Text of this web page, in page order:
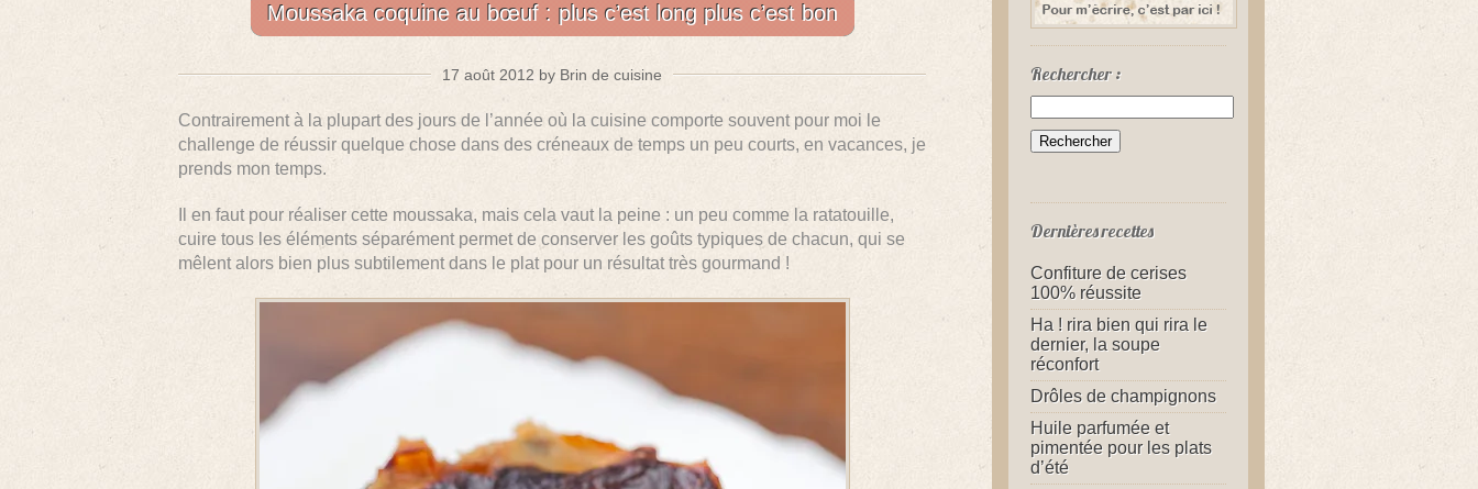
Moussaka coquine au bœuf : plus c’est long plus c’est bon
17 août 2012 by Brin de cuisine
Contrairement à la plupart des jours de l’année où la cuisine comporte souvent pour moi le
challenge de réussir quelque chose dans des créneaux de temps un peu courts, en vacances, je
prends mon temps.
Il en faut pour réaliser cette moussaka, mais cela vaut la peine : un peu comme la ratatouille,
cuire tous les éléments séparément permet de conserver les goûts typiques de chacun, qui se
mêlent alors bien plus subtilement dans le plat pour un résultat très gourmand !
Rechercher :
Dernières recettes
Confiture de cerises
100% réussite
Ha ! rira bien qui rira le
dernier, la soupe
réconfort
Drôles de champignons
Huile parfumée et
pimentée pour les plats
d’été